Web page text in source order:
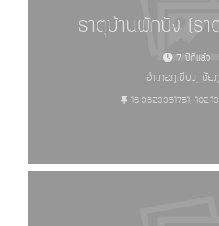
ธาตุบ้านผักปัง (ธา
7 ปีที่แล้ว
อำเภอภูเขียว, ชัย
16.3623351751,